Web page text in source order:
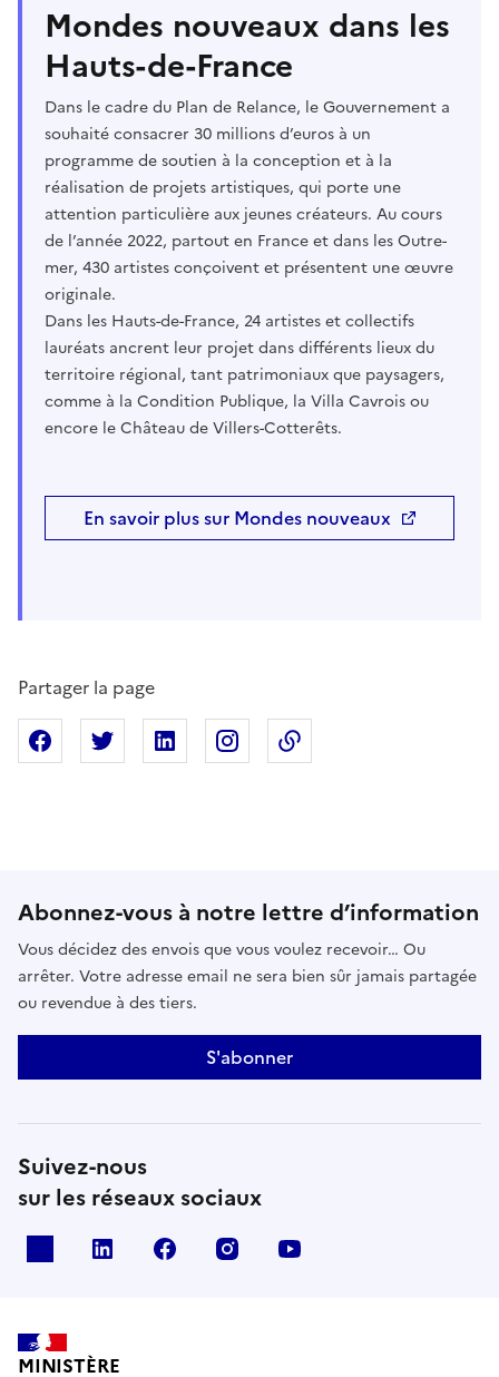
Mondes nouveaux dans les
Hauts-de-France
Dans le cadre du Plan de Relance, le Gouvernement a
souhaité consacrer 30 millions d’euros à un
programme de soutien à la conception et à la
réalisation de projets artistiques, qui porte une
attention particulière aux jeunes créateurs. Au cours
de l’année 2022, partout en France et dans les Outre-
mer, 430 artistes conçoivent et présentent une œuvre
originale.
Dans les Hauts-de-France, 24 artistes et collectifs
lauréats ancrent leur projet dans différents lieux du
territoire régional, tant patrimoniaux que paysagers,
comme à la Condition Publique, la Villa Cavrois ou
encore le Château de Villers-Cotterêts.
En savoir plus sur Mondes nouveaux
Partager la page
Partager sur Facebook
Partager sur XPartager sur Linkedin
Partager sur Instagram
Abonnez-vous à notre lettre d’information
Vous décidez des envois que vous voulez recevoir… Ou
arrêter. Votre adresse email ne sera bien sûr jamais partagée
ou revendue à des tiers.
S'abonner
Suivez-nous
sur les réseaux sociaux
linkedin facebook instagram
MINISTÈRE